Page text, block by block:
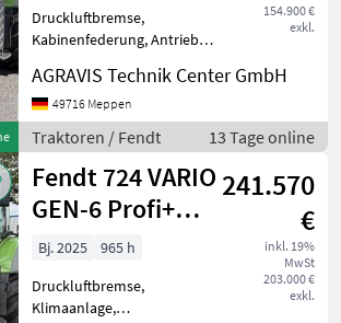
154.900 €
exkl.
Druckluftbremse,
Kabinenfederung, Antrieb:
gefederte Vorderachse 724
VARIO GEN-6 0010 gebr.
AGCO/ Fendt-
Allradschlepper 0020
Kabine, Klimanalage,
AGRAVIS Technik Center GmbH
49716 Meppen
Traktoren / Fendt 13 Tage online
Fendt 724 VARIO
GEN-6 Profi+
Setting 2
241.570
€
inkl. 19%
MwSt
203.000 €
exkl.
Bj. 2025
965 h
Druckluftbremse,
Klimaanlage,